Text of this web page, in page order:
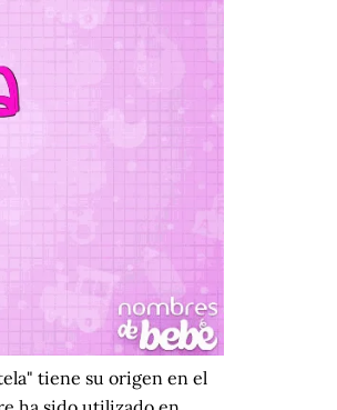
tiene su origen en el